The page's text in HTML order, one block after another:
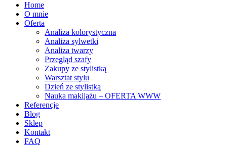
Home
O mnie
Oferta
Analiza kolorystyczna
Analiza sylwetki
Analiza twarzy
Przegląd szafy
Zakupy ze stylistką
Warsztat stylu
Dzień ze stylistką
Nauka makijażu – OFERTA WWW
Referencje
Blog
Sklep
Kontakt
FAQ